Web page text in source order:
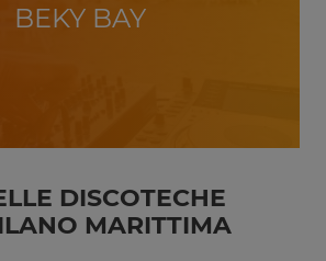
BEKY BAY
DISCOTECHE
MARITTIMA